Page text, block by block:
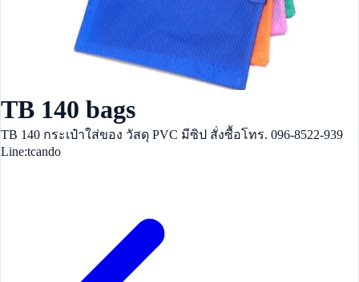
TB 140 bags
TB 140 กระเป๋าใส่ของ วัสดุ PVC มีซิป สั่งซื้อโทร. 096-8522-939
Line:tcando